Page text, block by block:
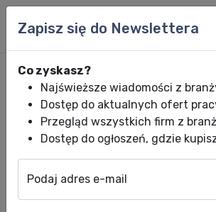
Zapisz się do Newslettera
Co zyskasz?
Najświeższe wiadomości z
Dostęp do aktualnych ofert
Przegląd wszystkich firm z
Dostęp do ogłoszeń, gdzie
Podaj adres e-mail